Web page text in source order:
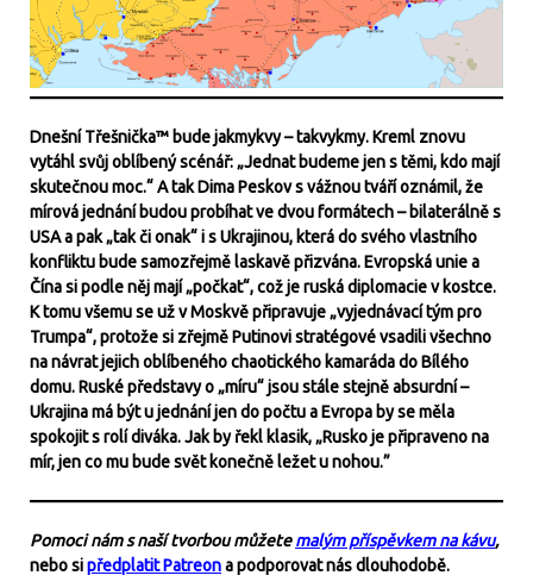
Dnešní Třešnička™ bude jakmykvy – takvykmy. Kreml znovu
vytáhl svůj oblíbený scénář: „Jednat budeme jen s těmi, kdo mají
skutečnou moc.“ A tak Dima Peskov s vážnou tváří oznámil, že
mírová jednání budou probíhat ve dvou formátech – bilaterálně s
USA a pak „tak či onak“ i s Ukrajinou, která do svého vlastního
konfliktu bude samozřejmě laskavě přizvána. Evropská unie a
Čína si podle něj mají „počkat“, což je ruská diplomacie v kostce.
K tomu všemu se už v Moskvě připravuje „vyjednávací tým pro
Trumpa“, protože si zřejmě Putinovi stratégové vsadili všechno
na návrat jejich oblíbeného chaotického kamaráda do Bílého
domu. Ruské představy o „míru“ jsou stále stejně absurdní –
Ukrajina má být u jednání jen do počtu a Evropa by se měla
spokojit s rolí diváka. Jak by řekl klasik, „Rusko je připraveno na
mír, jen co mu bude svět konečně ležet u nohou.”
Pomoci nám s naší tvorbou můžetemalým příspěvkem na kávu,
nebo sipředplatit Patreona podporovat nás dlouhodobě.